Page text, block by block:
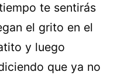
te sentirás
el grito en el
y luego
que ya no